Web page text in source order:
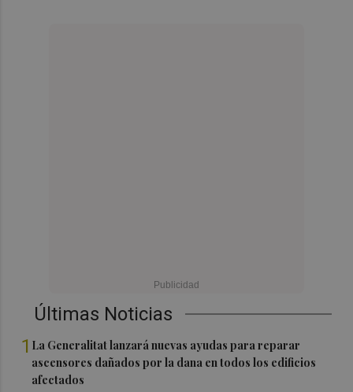
Últimas Noticias
1 La Generalitat lanzará nuevas ayudas para reparar
ascensores dañados por la dana en todos los edificios
afectados